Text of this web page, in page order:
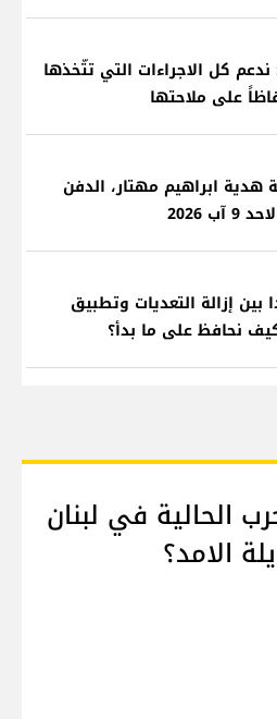
ندعم كل الاجراءات التي تتّخذها
على ملاحتها
هدية ابراهيم مهتار، الدفن
2026
بين إزالة التعديات وتطبيق
نحافظ على ما بدأ؟
الحالية في لبنان
الامد؟